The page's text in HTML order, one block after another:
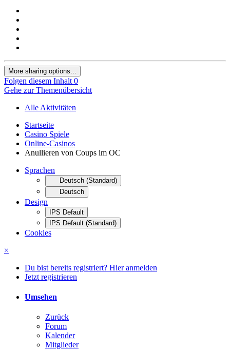
More sharing options...
Folgen diesem Inhalt 0
Gehe zur Themenübersicht
Alle Aktivitäten
Startseite
Casino Spiele
Online-Casinos
Anullieren von Coups im OC
Sprachen
Deutsch (Standard)
Deutsch
Design
IPS Default
IPS Default (Standard)
Cookies
×
Du bist bereits registriert? Hier anmelden
Jetzt registrieren
Umsehen
Zurück
Forum
Kalender
Mitglieder